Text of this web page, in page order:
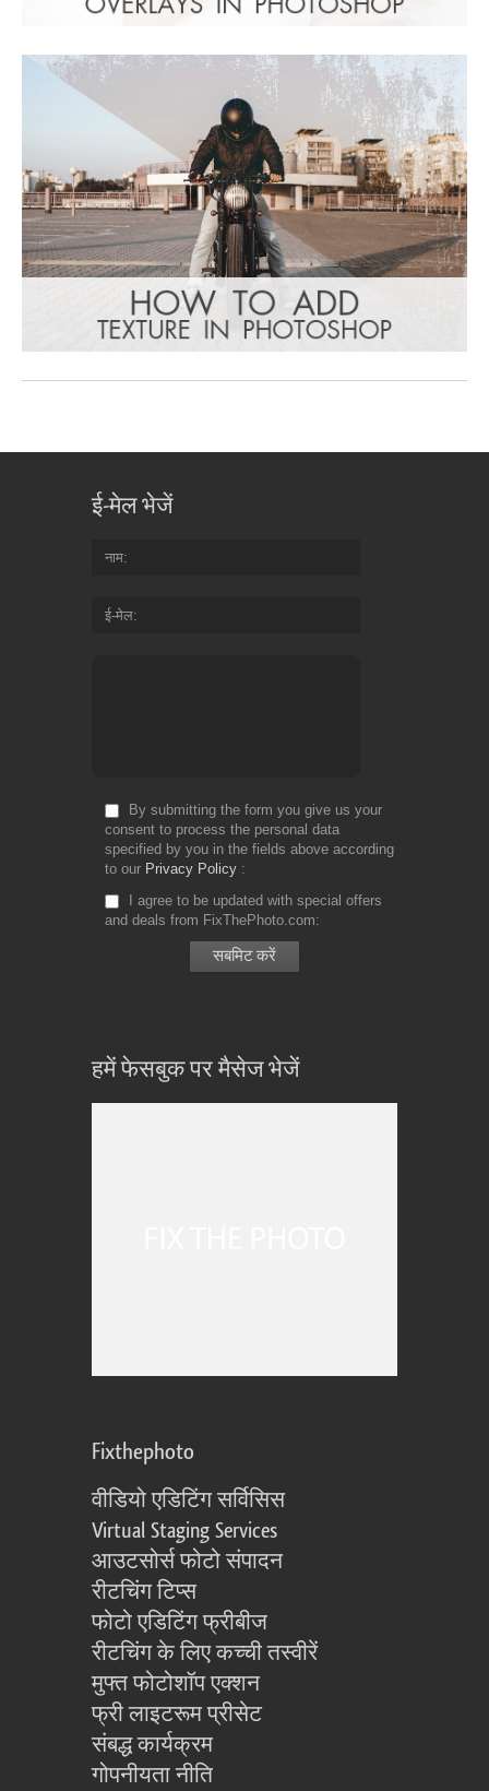
ई-मेल भेजें
नाम
ई-मेल
By submitting the form you give us your
consent to process the personal data
specified by you in the fields above according
to our Privacy Policy
I agree to be updated with special offers
and deals from FixThePhoto.com
हमें फेसबुक पर मैसेज भेजें
Fixthephoto
वीडियो एडिटिंग सर्विसिस
Virtual Staging Services
आउटसोर्स फोटो संपादन
रीटचिंग टिप्स
फोटो एडिटिंग फ्रीबीज
रीटचिंग के लिए कच्ची तस्वीरें
मुफ्त फोटोशॉप एक्शन
फ्री लाइटरूम प्रीसेट
संबद्ध कार्यक्रम
गोपनीयता नीति